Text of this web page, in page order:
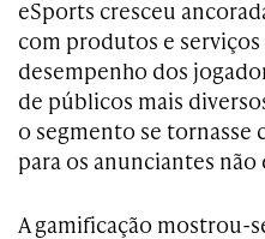
eSports cresceu
com produtos e
desempenho dos
de públicos mais
o segmento se tornasse
para os anunciantes
A gamificação mostrou-